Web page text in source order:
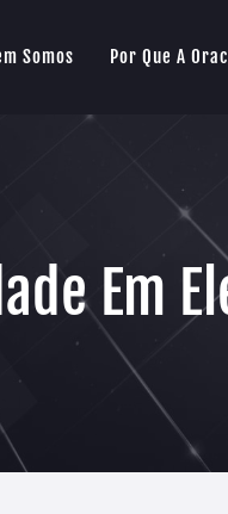
Somos Por Que A
Em